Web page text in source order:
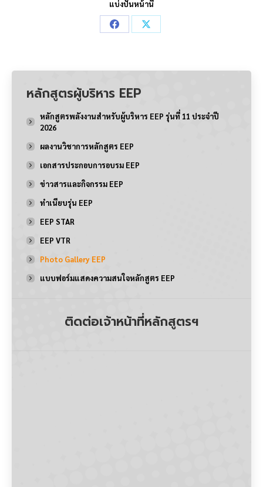
แบ่งปันหน้านี้
Share
Share
หลักสูตรผู้บริหาร EEP
หลักสูตรพลังงานสำหรับผู้บริหาร EEP รุ่นที่ 11 ประจำปี
2026
ผลงานวิชาการหลักสูตร EEP
เอกสารประกอบการอบรม EEP
ข่าวสารและกิจกรรม EEP
ทำเนียบรุ่น EEP
EEP STAR
EEP VTR
Photo Gallery EEP
แบบฟอร์มแสดงความสนใจหลักสูตร EEP
ติดต่อเจ้าหน้าที่หลักสูตรฯ